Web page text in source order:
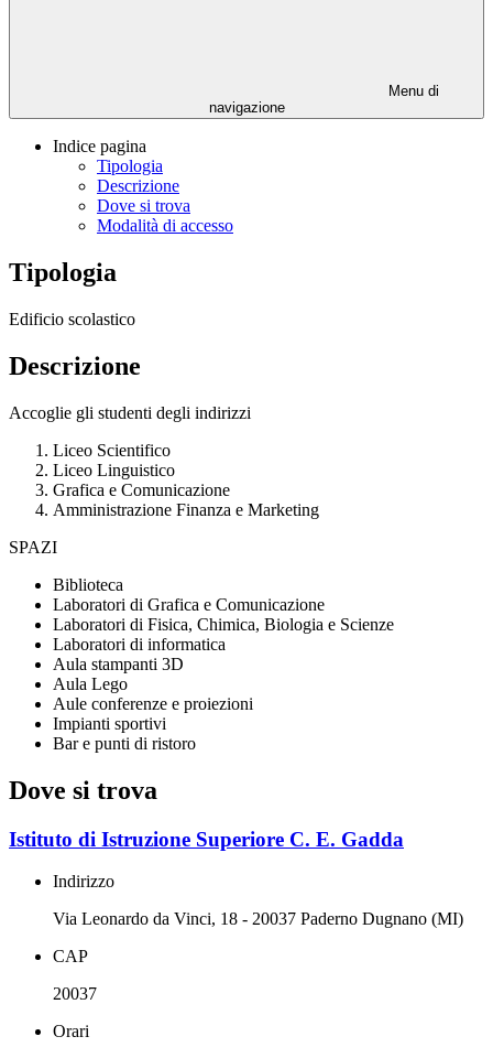
Menu di
navigazione
Indice pagina
Tipologia
Descrizione
Dove si trova
Modalità di accesso
Tipologia
Edificio scolastico
Descrizione
Accoglie gli studenti degli indirizzi
Liceo Scientifico
Liceo Linguistico
Grafica e Comunicazione
Amministrazione Finanza e Marketing
SPAZI
Biblioteca
Laboratori di Grafica e Comunicazione
Laboratori di Fisica, Chimica, Biologia e Scienze
Laboratori di informatica
Aula stampanti 3D
Aula Lego
Aule conferenze e proiezioni
Impianti sportivi
Bar e punti di ristoro
Dove si trova
Istituto di Istruzione Superiore C. E. Gadda
Indirizzo
Via Leonardo da Vinci, 18 - 20037 Paderno Dugnano (MI)
CAP
20037
Orari